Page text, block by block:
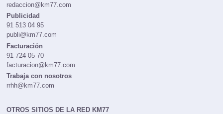
redaccion@km77.com
Publicidad
91 513 04 95
publi@km77.com
Facturación
91 724 05 70
facturacion@km77.com
Trabaja con nosotros
rrhh@km77.com
OTROS SITIOS DE LA RED KM77